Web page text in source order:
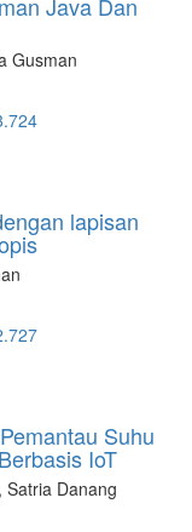
Gusman
lapisan
Suhu
IoT
Satria Danang